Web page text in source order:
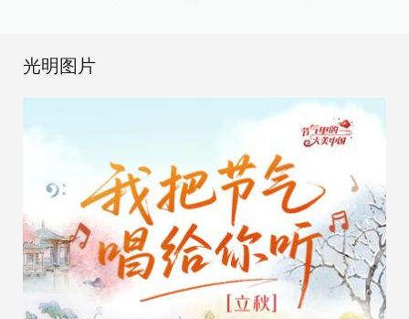
光明图片